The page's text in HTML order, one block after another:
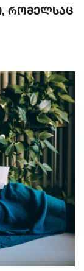
რომელსაც